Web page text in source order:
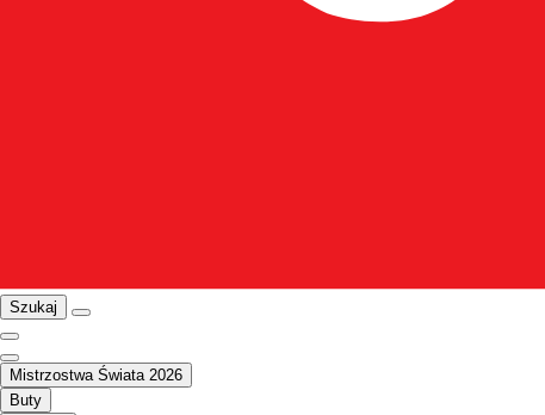
Szukaj
Mistrzostwa Świata 2026
Buty